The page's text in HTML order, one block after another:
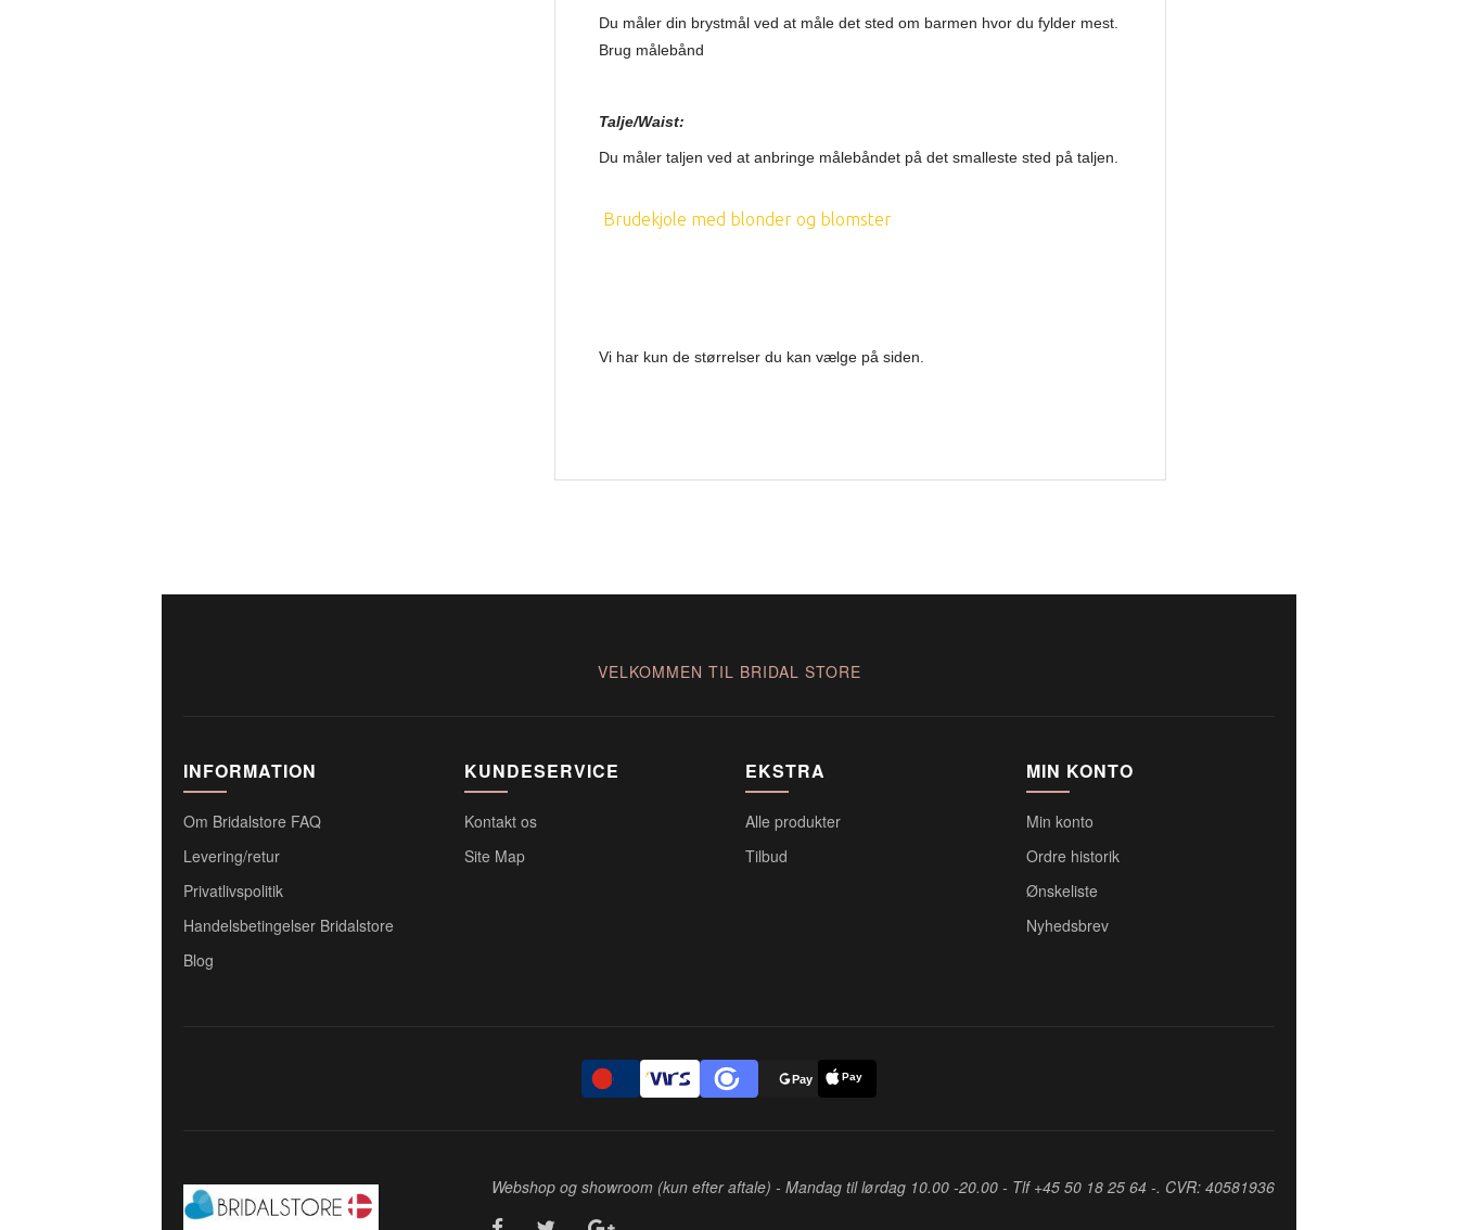
Du måler din brystmål ved at måle det sted om barmen hvor du fylder mest.
Brug målebånd
Talje/Waist:
Du måler taljen ved at anbringe målebåndet på det smalleste sted på taljen.
Brudekjole med blonder og blomster
Vi har kun de størrelser du kan vælge på siden.
VELKOMMEN TIL BRIDAL STORE
INFORMATION
Om Bridalstore FAQ
Levering/retur
Privatlivspolitik
Handelsbetingelser Bridalstore
Blog
KUNDESERVICE
Kontakt os
Site Map
EKSTRA
Alle produkter
Tilbud
MIN KONTO
Min konto
Ordre historik
Ønskeliste
Nyhedsbrev
D Pay Pay
Webshop og showroom (kun efter aftale) - Mandag til lørdag 10.00 -20.00 - Tlf +45 50 18 25 64 -. CVR: 40581936